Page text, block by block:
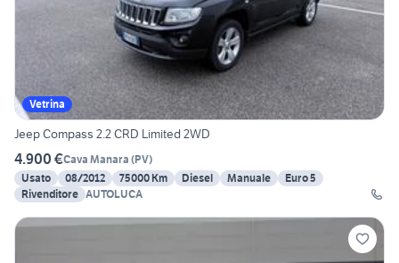
Vetrina
Jeep Compass 2.2 CRD Limited 2WD
4.900 €Cava Manara (PV)
Usato
08/2012 75000 Km Diesel Manuale
Euro 5
Rivenditore AUTOLUCA